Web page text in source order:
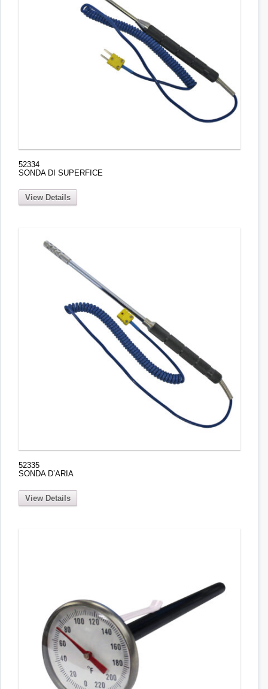
52334
SONDA DI SUPERFICE
View Details
52335
SONDA D’ARIA
View Details